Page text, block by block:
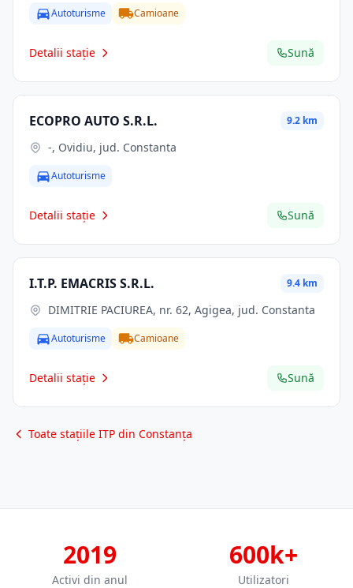
Autoturisme Camioane
Detalii stație Sună
ECOPRO AUTO S.R.L. 9.2 km
-, Ovidiu, jud. Constanta
Autoturisme
Detalii stație Sună
I.T.P. EMACRIS S.R.L. 9.4 km
DIMITRIE PACIUREA, nr. 62, Agigea, jud. Constanta
Autoturisme Camioane
Detalii stație Sună
Toate stațiile ITP din Constanța
2019
Activi din anul
600k+
Utilizatori